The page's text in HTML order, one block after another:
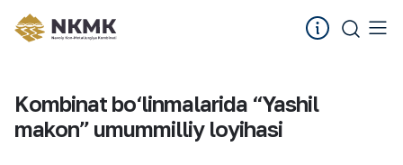
Kombinat bo‘linmalarida “Yashil
makon” umummilliy loyihasi